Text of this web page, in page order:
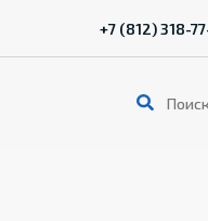
+7 (812) 318-